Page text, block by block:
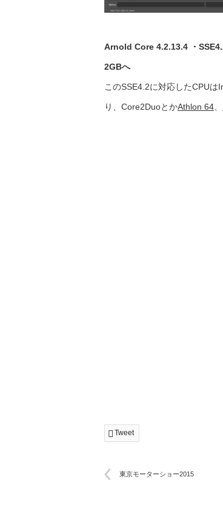
Arnold Core 4.2.13.4 ・
2GBへ
このSSE4.2に対応したCPUは
り、Core2DuoとかAthlon 64
Tweet
東京モーターショー2015